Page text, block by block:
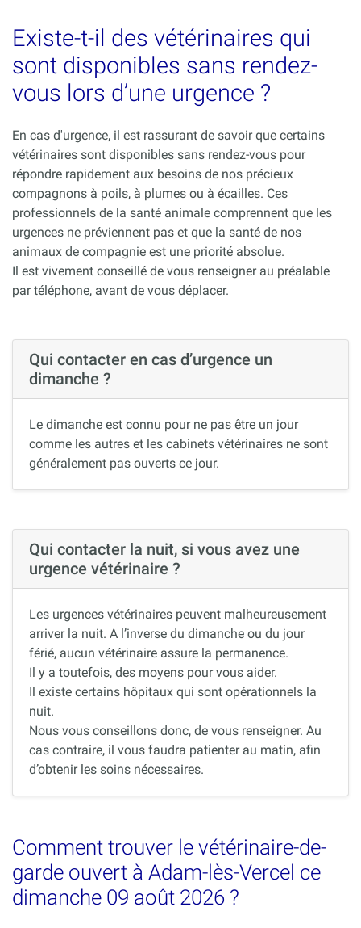
Existe-t-il des vétérinaires qui
sont disponibles sans rendez-
vous lors d’une urgence ?
En cas d'urgence, il est rassurant de savoir que certains
vétérinaires sont disponibles sans rendez-vous pour
répondre rapidement aux besoins de nos précieux
compagnons à poils, à plumes ou à écailles. Ces
professionnels de la santé animale comprennent que les
urgences ne préviennent pas et que la santé de nos
animaux de compagnie est une priorité absolue.
Il est vivement conseillé de vous renseigner au préalable
par téléphone, avant de vous déplacer.
Qui contacter en cas d’urgence un
dimanche ?
Le dimanche est connu pour ne pas être un jour
comme les autres et les cabinets vétérinaires ne sont
généralement pas ouverts ce jour.
Qui contacter la nuit, si vous avez une
urgence vétérinaire ?
Les urgences vétérinaires peuvent malheureusement
arriver la nuit. A l’inverse du dimanche ou du jour
férié, aucun vétérinaire assure la permanence.
Il y a toutefois, des moyens pour vous aider.
Il existe certains hôpitaux qui sont opérationnels la
nuit.
Nous vous conseillons donc, de vous renseigner. Au
cas contraire, il vous faudra patienter au matin, afin
d’obtenir les soins nécessaires.
Comment trouver le vétérinaire-de-
garde ouvert à Adam-lès-Vercel ce
dimanche 09 août 2026 ?